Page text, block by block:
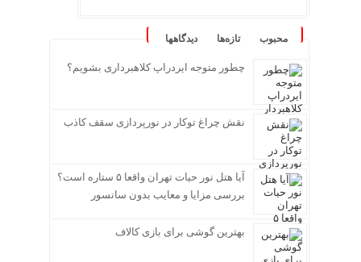
محبوب تازه‌ها دیدگاهها
چطور متوجه ایردراپ کلاهبرداری بشویم؟
نقش چراغ توکار در نورپردازی سقف کاذب
آیا هتل نور حیات تهران واقعا ۵ ستاره است؟
بررسی مزایا و معایب بدون سانسور
بهترین گوشی برای بازی کالاف